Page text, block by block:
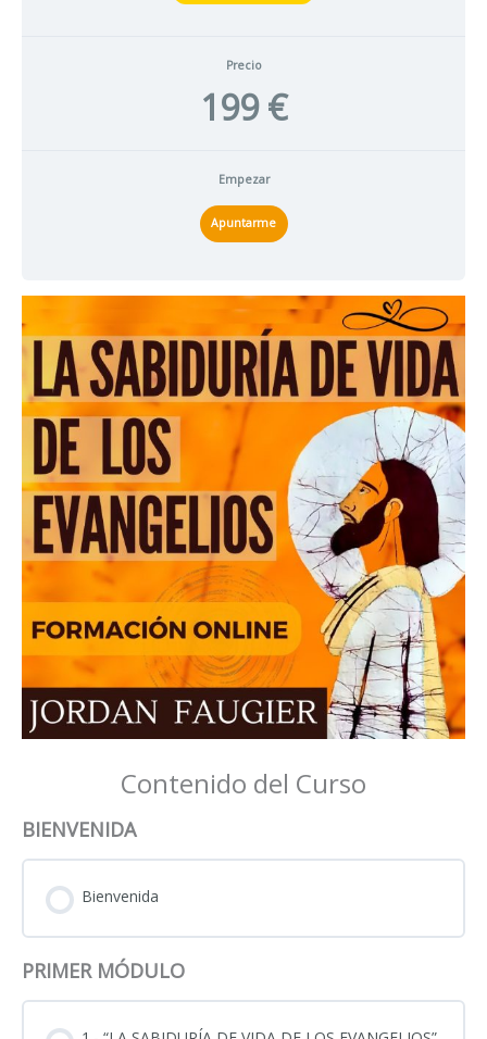
Precio
199 €
Empezar
Apuntarme
Contenido del Curso
BIENVENIDA
Bienvenida
PRIMER MÓDULO